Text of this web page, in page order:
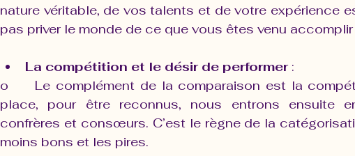
nature véritable, de vos talents et de votre expérience
pas priver le monde de ce que vous êtes venu accomplir
La compétition et le désir de performer :
o     Le complément de la comparaison est la
place, pour être reconnus, nous entrons ensuite
confrères et consœurs. C’est le règne de la
moins bons et les pires.